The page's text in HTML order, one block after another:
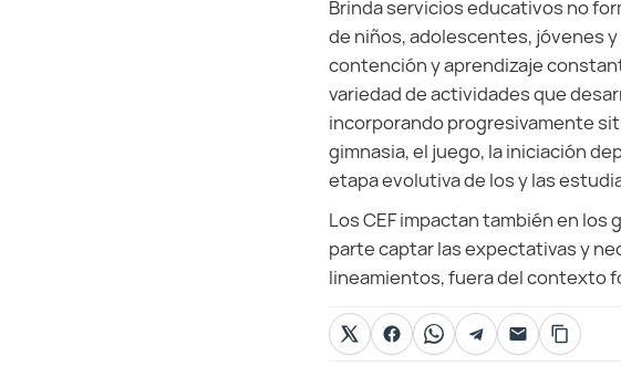
Brinda servicios educativos no
de niños, adolescentes, jóvenes
contención y aprendizaje
variedad de actividades que
incorporando progresivamente
gimnasia, el juego, la iniciación
etapa evolutiva de los y las
Los CEF impactan también en los
parte captar las expectativas y
lineamientos, fuera del contexto